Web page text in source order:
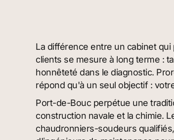
La différence entre un cabinet
clients se mesure à long terme :
honnêteté dans le diagnostic.
répond qu'à un seul objectif :
Port-de-Bouc perpétue une
construction navale et la chimie.
chaudronniers-soudeurs